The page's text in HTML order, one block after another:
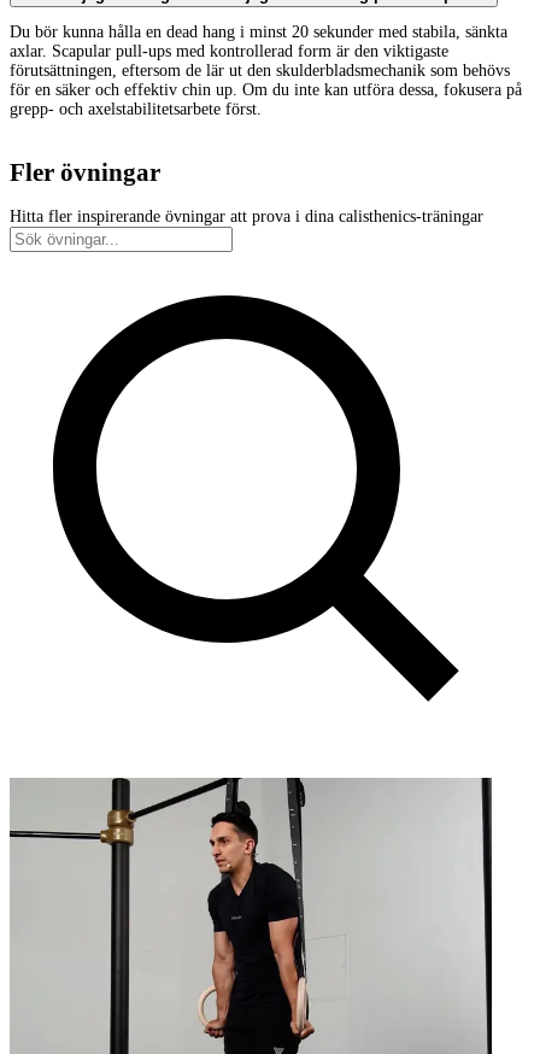
Du bör kunna hålla en dead hang i minst 20 sekunder med stabila, sänkta
axlar. Scapular pull-ups med kontrollerad form är den viktigaste
förutsättningen, eftersom de lär ut den skulderbladsmechanik som behövs
för en säker och effektiv chin up. Om du inte kan utföra dessa, fokusera på
grepp- och axelstabilitetsarbete först.
Fler övningar
Hitta fler inspirerande övningar att prova i dina calisthenics-träningar